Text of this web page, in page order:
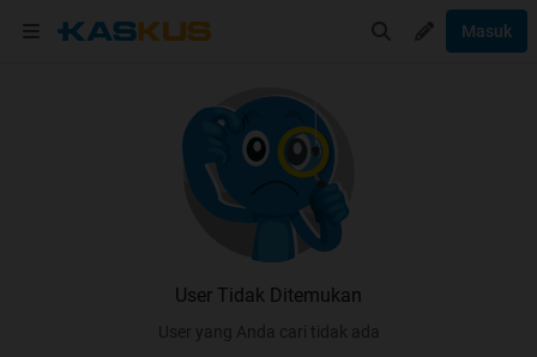
Masuk
User Tidak Ditemukan
User yang Anda cari tidak ada